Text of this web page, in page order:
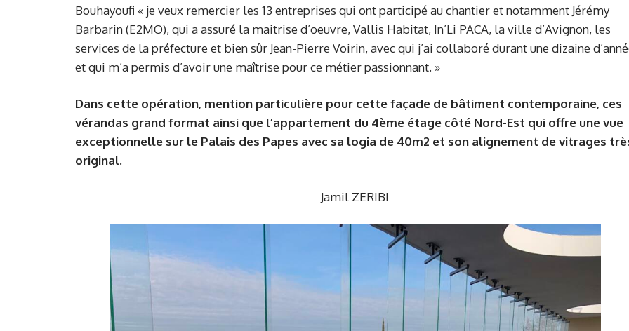
Bouhayoufi « je veux remercier les 13 entreprises qui ont participé au chantier et notamment Jérémy
Barbarin (E2MO), qui a assuré la maitrise d’oeuvre, Vallis Habitat, In’Li PACA, la ville d’Avignon, les
services de la préfecture et bien sûr Jean-Pierre Voirin, avec qui j’ai collaboré durant une dizaine
et qui m’a permis d’avoir une maîtrise pour ce métier passionnant. »
Dans cette opération, mention particulière pour cette façade de bâtiment contemporaine, ces
vérandas grand format ainsi que l’appartement du 4ème étage côté Nord-Est qui offre une vue
exceptionnelle sur le Palais des Papes avec sa logia de 40m2 et son alignement de vitrages
original.
Jamil ZERIBI